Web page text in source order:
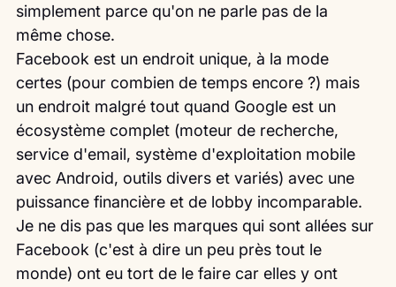
simplement parce qu'on ne parle pas de la
même chose.
Facebook est un endroit unique, à la mode
certes (pour combien de temps encore ?) mais
un endroit malgré tout quand Google est un
écosystème complet (moteur de recherche,
service d'email, système d'exploitation mobile
avec Android, outils divers et variés) avec une
puissance financière et de lobby incomparable.
Je ne dis pas que les marques qui sont allées sur
Facebook (c'est à dire un peu près tout le
monde) ont eu tort de le faire car elles y ont